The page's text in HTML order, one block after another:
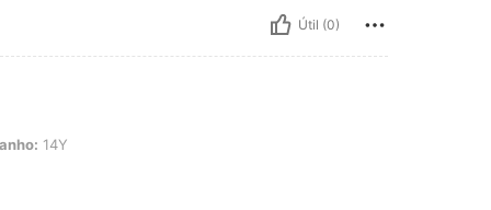
Útil (0)
14Y